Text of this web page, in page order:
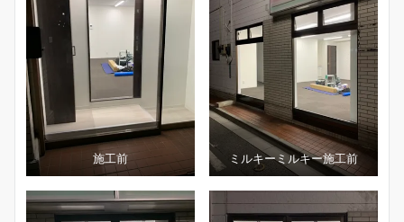
施工前 ミルキーミルキー施工前